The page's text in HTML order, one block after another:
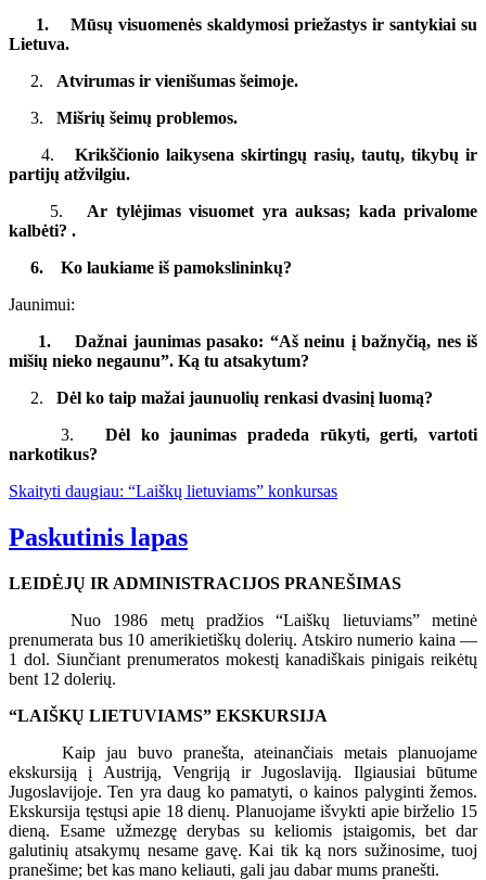
1. Mūsų visuomenės skaldymosi priežastys ir santykiai su
Lietuva.
2. Atvirumas ir vienišumas šeimoje.
3. Mišrių šeimų problemos.
4. Krikščionio laikysena skirtingų rasių, tautų, tikybų ir
partijų atžvilgiu.
5. Ar tylėjimas visuomet yra auksas; kada privalome
kalbėti? .
6. Ko laukiame iš pamokslininkų?
Jaunimui:
1. Dažnai jaunimas pasako: “Aš neinu į bažnyčią, nes iš
mišių nieko negaunu”. Ką tu atsakytum?
2. Dėl ko taip mažai jaunuolių renkasi dvasinį luomą?
3. Dėl ko jaunimas pradeda rūkyti, gerti, vartoti
narkotikus?
Skaityti daugiau: “Laiškų lietuviams” konkursas
Paskutinis lapas
LEIDĖJŲ IR ADMINISTRACIJOS PRANEŠIMAS
Nuo 1986 metų pradžios “Laiškų lietuviams” metinė
prenumerata bus 10 amerikietiškų dolerių. Atskiro numerio kaina —
1 dol. Siunčiant prenumeratos mokestį kanadiškais pinigais reikėtų
bent 12 dolerių.
“LAIŠKŲ LIETUVIAMS” EKSKURSIJA
Kaip jau buvo pranešta, ateinančiais metais planuojame
ekskursiją į Austriją, Vengriją ir Jugoslaviją. Ilgiausiai būtume
Jugoslavijoje. Ten yra daug ko pamatyti, o kainos palyginti žemos.
Ekskursija tęstųsi apie 18 dienų. Planuojame išvykti apie birželio 15
dieną. Esame užmezgę derybas su keliomis įstaigomis, bet dar
galutinių atsakymų nesame gavę. Kai tik ką nors sužinosime, tuoj
pranešime; bet kas mano keliauti, gali jau dabar mums pranešti.